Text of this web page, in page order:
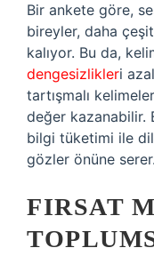
Bir ankete göre,
bireyler, daha
kalıyor. Bu da,
dengesizlikleri
tartışmalı
değer kazanabilir.
bilgi tüketimi ile
gözler önüne serer.
FIRSAT